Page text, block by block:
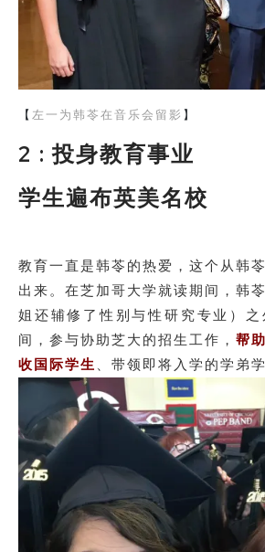
【 左一为韩苓在音乐会留影 】
2 : 投身教育事业
学生遍布英美名校
教育一直是韩苓的热爱，这个从韩
出来。在芝加哥大学就读期间，韩
姐还辅修了性别与性研究专业）
间，参与协助芝大的招生工作， 帮
收国际学生 、带领即将入学的学弟